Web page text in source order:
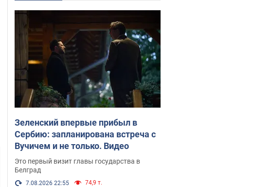
Зеленский впервые прибыл в
Сербию: запланирована встреча с
Вучичем и не только. Видео
Это первый визит главы государства в
Белград
7.08.2026 22:55 74,9 т.